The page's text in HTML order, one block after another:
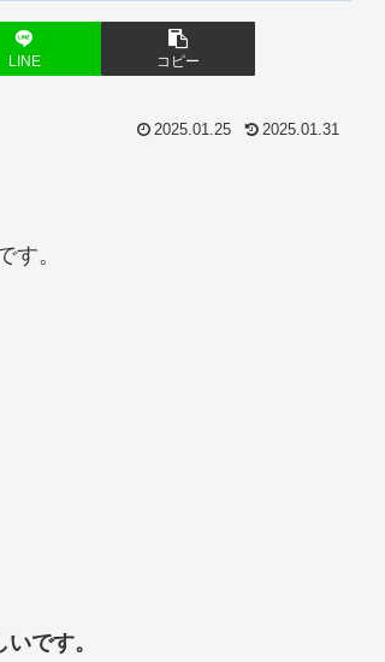
LINE コピー
2025.01.25 2025.01.31
す。
です。